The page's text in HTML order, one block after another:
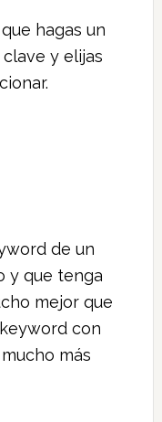
hagas un
y elijas
de un
y que tenga
mejor que
con
más